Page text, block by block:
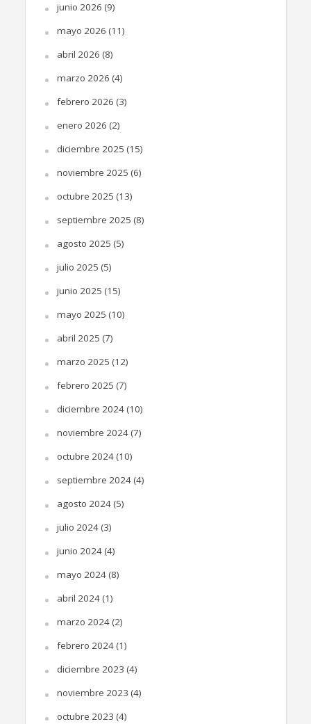
junio 2026 (9)
mayo 2026 (11)
abril 2026 (8)
marzo 2026 (4)
febrero 2026 (3)
enero 2026 (2)
diciembre 2025 (15)
noviembre 2025 (6)
octubre 2025 (13)
septiembre 2025 (8)
agosto 2025 (5)
julio 2025 (5)
junio 2025 (15)
mayo 2025 (10)
abril 2025 (7)
marzo 2025 (12)
febrero 2025 (7)
diciembre 2024(10)
noviembre 2024(7)
octubre 2024(10)
septiembre 2024(4)
agosto 2024(5)
julio 2024(3)
junio 2024(4)
mayo 2024(8)
abril 2024(1)
marzo 2024(2)
febrero 2024(1)
diciembre 2023 (4)
noviembre 2023 (4)
octubre 2023 (4)